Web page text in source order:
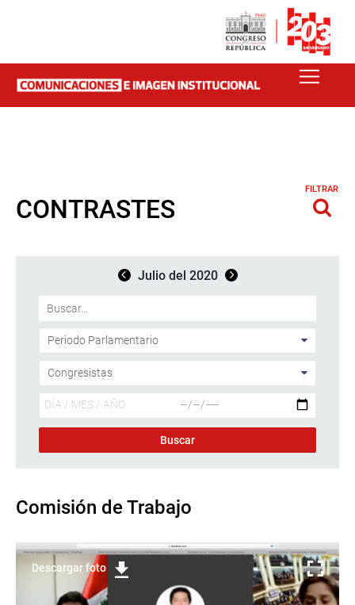
CONTRASTES
FILTRAR
Julio del 2020
Comisión de Trabajo
Descargar foto